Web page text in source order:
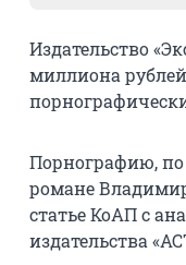
Издательство
миллиона
Порнографию,
романе
статье КоАП с
издательства